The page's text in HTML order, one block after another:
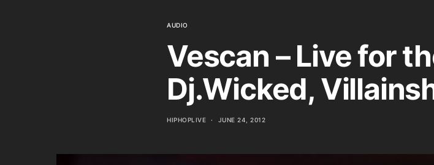
AUDIO
Vescan – Live for
Dj.Wicked,
HIPHOPLIVE JUNE 24, 2012